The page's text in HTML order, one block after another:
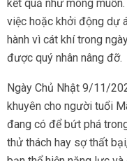
kết quả như mong
việc hoặc khởi động dự
hành vì cát khí trong
được quý nhân nâng đỡ.
Ngày Chủ Nhật 9/11/
khuyên cho người tuổi
đang có để bứt phá
thử thách hay sợ thất